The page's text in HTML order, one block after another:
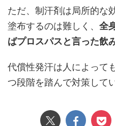
ただ、制汗剤は局所的な
塗布するのは難しく、 全
ばプロスパスと言った飲
代償性発汗は人によって
つ段階を踏んで対策して